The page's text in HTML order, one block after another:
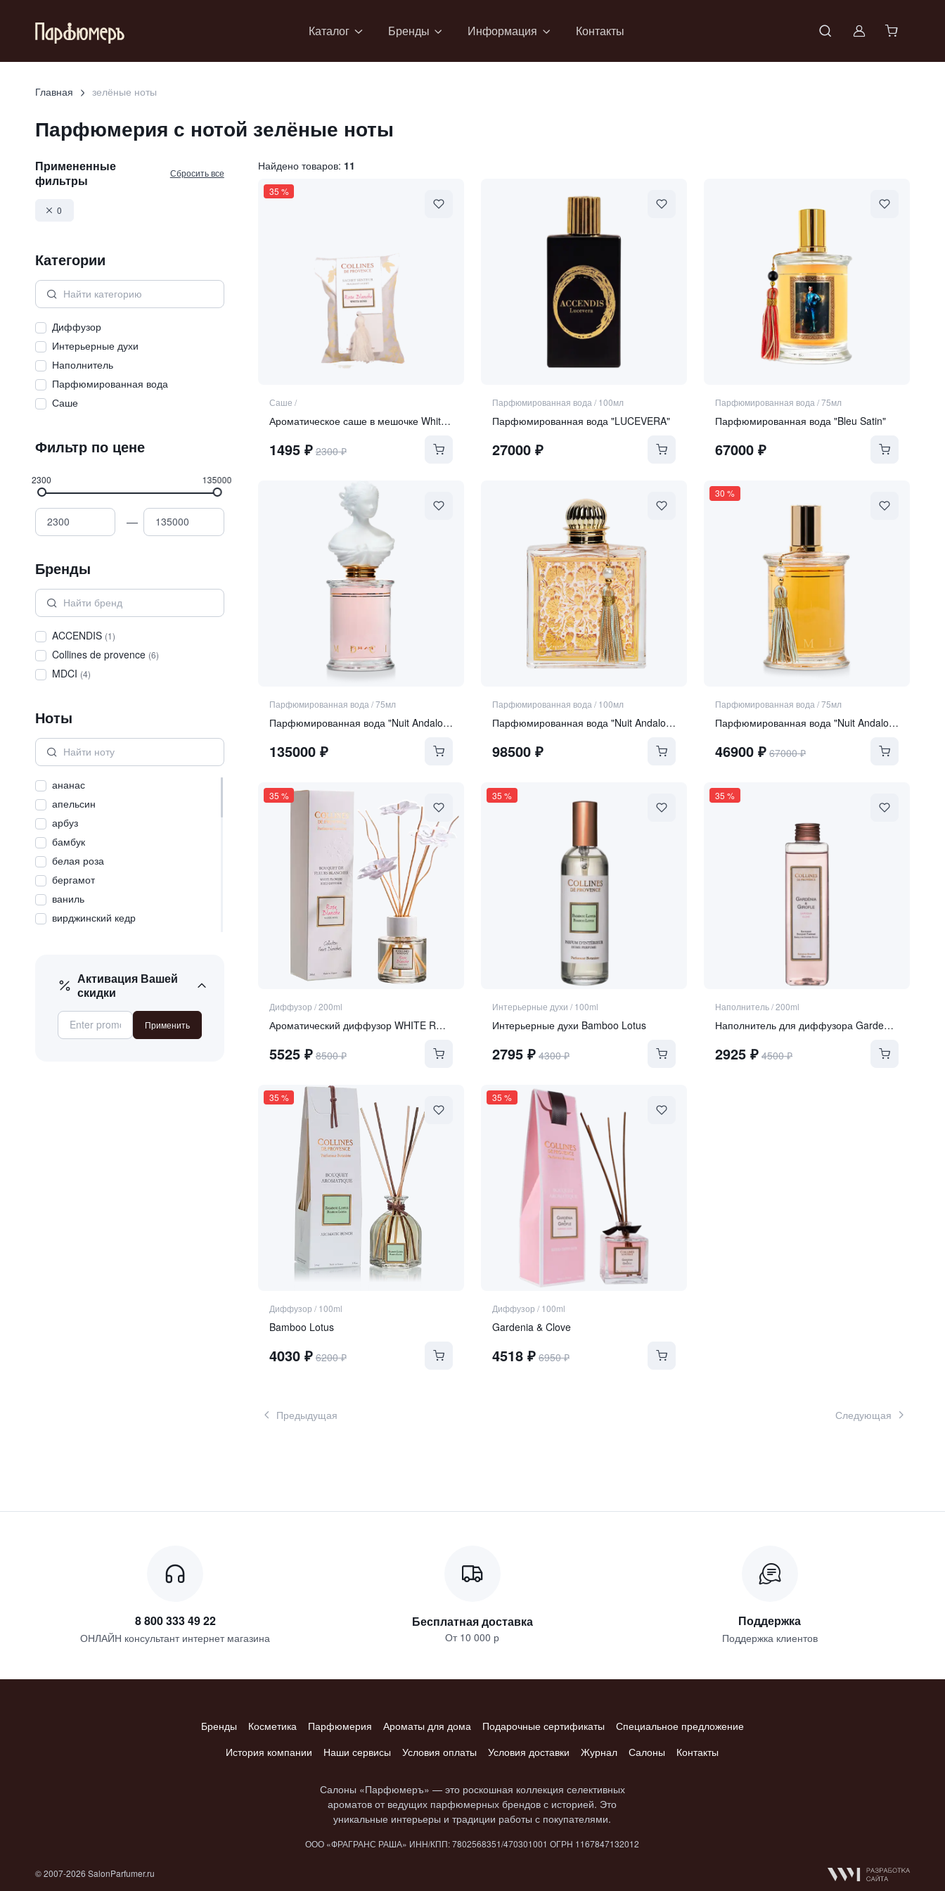
Каталог Бренды Информация Контакты Войти в
Главная зелёные ноты
Парфюмерия с нотой зелёные ноты
Найдено товаров: 11
35 %
Саше /
Ароматическое саше в мешочке White rose
1495₽ 2300₽
Парфюмированная вода / 100мл
Парфюмированная вода "LUCEVERA"
27000₽
Парфюмированная вода /75мл
Парфюмированная вода "Bleu Satin"
67000 ₽
Парфюмированная вода /75мл
Парфюмированная вода "Nuit Andalouse"
135000₽
Парфюмированная вода / 100мл
Парфюмированная вода "Nuit Andalouse"
98500₽
30 %
Парфюмированная вода /75мл
Парфюмированная вода "Nuit Andalouse"
46900 ₽ 67000₽
35 %
Диффузор /200ml
Ароматический диффузор WHITE ROSE
5525₽ 8500₽
35 %
Интерьерные духи / 100ml
Интерьерные духи Bamboo Lotus
2795₽ 4300₽
35 %
Наполнитель/200ml
Наполнитель для диффузора Gardenia-Clove
2925 ₽ 4500₽
35 %
Диффузор / 100ml
Bamboo Lotus
4030₽ 6200₽
35 %
Диффузор / 100ml
Gardenia & Clove
4518₽ 6950₽
Предыдущая Следующая
Примененные
фильтры
Сбросить все
0
Категории
Диффузор
Интерьерные духи
Наполнитель
Парфюмированная вода
Саше
Фильтр по цене
2300 135000
—
Бренды
ACCENDIS (1)
Collines de provence (6)
MDCI (4)
Ноты
ананас
апельсин
арбуз
бамбук
белая роза
бергамот
ваниль
вирджинский кедр
Древесная
жасмин
зелёные ноты
иланг-иланг
Активация Вашей
скидки
Применить
8 800 333 49 22
ОНЛАЙН консультант интернет магазина
Бесплатная доставка
От 10 000 р
Поддержка
Поддержка клиентов
Бренды Косметика Парфюмерия Ароматы для дома Подарочные сертификаты
Специальное предложение
История компании
Наши сервисы Условия оплаты Условия доставки Журнал Салоны Контакты
Салоны «Парфюмеръ» — это роскошная коллекция селективных
ароматов от ведущих парфюмерных брендов с историей. Это
уникальные интерьеры и традиции работы с покупателями.
ООО «ФРАГРАНС РАША» ИНН/КПП: 7802​568351/4703​01001 ОГРН 1167847​132012
© 2007-2026 SalonParfumer.ru